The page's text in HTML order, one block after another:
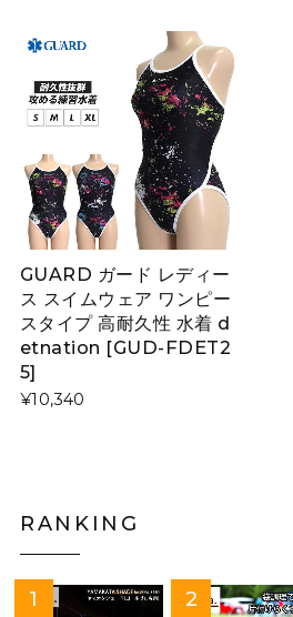
GUARD ガード レディー
ス スイムウェア ワンピー
スタイプ 高耐久性 水着 d
etnation [GUD-FDET2
5]
¥10,340
RANKING